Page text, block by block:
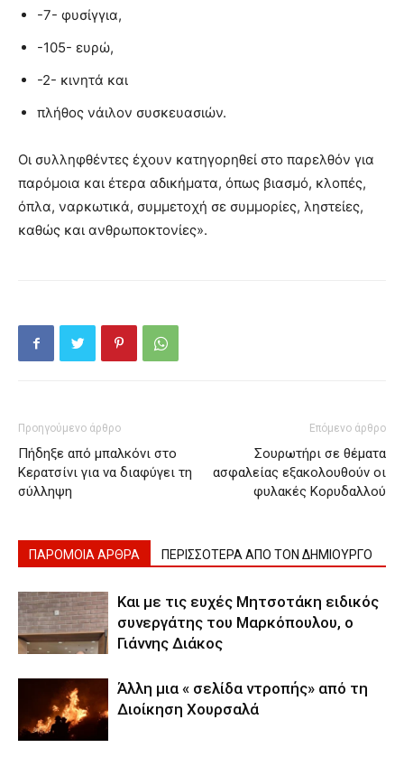
-7- φυσίγγια,
-105- ευρώ,
-2- κινητά και
πλήθος νάιλον συσκευασιών.
Οι συλληφθέντες έχουν κατηγορηθεί στο παρελθόν για
παρόμοια και έτερα αδικήματα, όπως βιασμό, κλοπές,
όπλα, ναρκωτικά, συμμετοχή σε συμμορίες, ληστείες,
καθώς και ανθρωποκτονίες».
Προηγούμενο άρθρο
Πήδηξε από μπαλκόνι στο
Κερατσίνι για να διαφύγει τη
σύλληψη
Επόμενο άρθρο
Σουρωτήρι σε θέματα
ασφαλείας εξακολουθούν οι
φυλακές Κορυδαλλού
ΠΑΡΟΜΟΙΑ ΑΡΘΡΑ ΠΕΡΙΣΣΟΤΕΡΑ ΑΠΟ ΤΟΝ ΔΗΜΙΟΥΡΓΟ
Και με τις ευχές Μητσοτάκη ειδικός
συνεργάτης του Μαρκόπουλου, ο
Γιάννης Διάκος
Άλλη μια « σελίδα ντροπής» από τη
Διοίκηση Χουρσαλά